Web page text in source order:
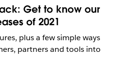
Get to know our
of 2021
plus a few simple ways
partners and tools into